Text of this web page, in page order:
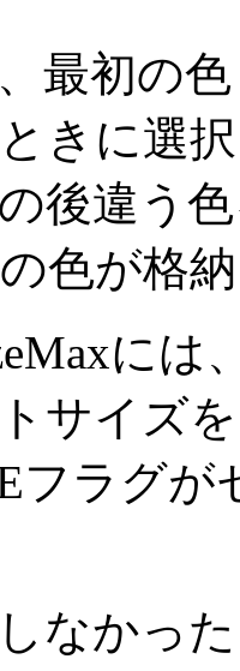
最初の
きに選
後違う
色が格
に
サイズ
フラグ
なかっ